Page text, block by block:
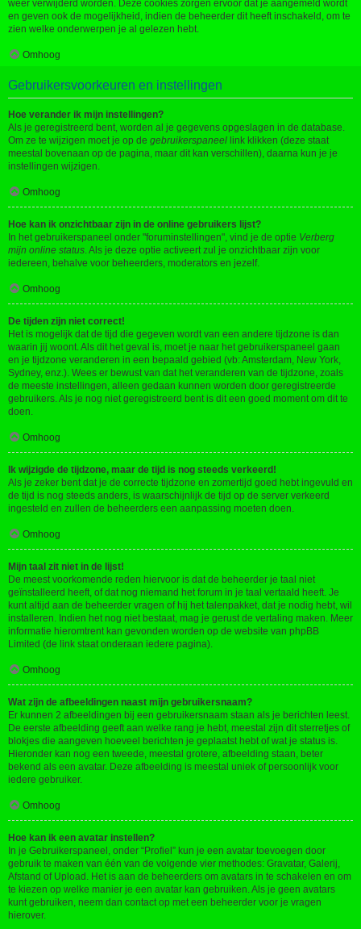
weer verwijderd worden. Deze cookies zorgen ervoor dat je aangemeld wordt
en geven ook de mogelijkheid, indien de beheerder dit heeft inschakeld, om te
zien welke onderwerpen je al gelezen hebt.
Omhoog
Gebruikersvoorkeuren en instellingen
Hoe verander ik mijn instellingen?
Als je geregistreerd bent, worden al je gegevens opgeslagen in de database.
Om ze te wijzigen moet je op de gebruikerspaneel link klikken (deze staat
meestal bovenaan op de pagina, maar dit kan verschillen), daarna kun je je
instellingen wijzigen.
Omhoog
Hoe kan ik onzichtbaar zijn in de online gebruikers lijst?
In het gebruikerspaneel onder "foruminstellingen", vind je de optie Verberg
mijn online status. Als je deze optie activeert zul je onzichtbaar zijn voor
iedereen, behalve voor beheerders, moderators en jezelf.
Omhoog
De tijden zijn niet correct!
Het is mogelijk dat de tijd die gegeven wordt van een andere tijdzone is dan
waarin jij woont. Als dit het geval is, moet je naar het gebruikerspaneel gaan
en je tijdzone veranderen in een bepaald gebied (vb: Amsterdam, New York,
Sydney, enz.). Wees er bewust van dat het veranderen van de tijdzone, zoals
de meeste instellingen, alleen gedaan kunnen worden door geregistreerde
gebruikers. Als je nog niet geregistreerd bent is dit een goed moment om dit te
doen.
Omhoog
Ik wijzigde de tijdzone, maar de tijd is nog steeds verkeerd!
Als je zeker bent dat je de correcte tijdzone en zomertijd goed hebt ingevuld en
de tijd is nog steeds anders, is waarschijnlijk de tijd op de server verkeerd
ingesteld en zullen de beheerders een aanpassing moeten doen.
Omhoog
Mijn taal zit niet in de lijst!
De meest voorkomende reden hiervoor is dat de beheerder je taal niet
geïnstalleerd heeft, of dat nog niemand het forum in je taal vertaald heeft. Je
kunt altijd aan de beheerder vragen of hij het talenpakket, dat je nodig hebt, wil
installeren. Indien het nog niet bestaat, mag je gerust de vertaling maken. Meer
informatie hieromtrent kan gevonden worden op de website van phpBB
Limited (de link staat onderaan iedere pagina).
Omhoog
Wat zijn de afbeeldingen naast mijn gebruikersnaam?
Er kunnen 2 afbeeldingen bij een gebruikersnaam staan als je berichten leest.
De eerste afbeelding geeft aan welke rang je hebt, meestal zijn dit sterretjes of
blokjes die aangeven hoeveel berichten je geplaatst hebt of wat je status is.
Hieronder kan nog een tweede, meestal grotere, afbeelding staan, beter
bekend als een avatar. Deze afbeelding is meestal uniek of persoonlijk voor
iedere gebruiker.
Omhoog
Hoe kan ik een avatar instellen?
In je Gebruikerspaneel, onder “Profiel” kun je een avatar toevoegen door
gebruik te maken van één van de volgende vier methodes: Gravatar, Galerij,
Afstand of Upload. Het is aan de beheerders om avatars in te schakelen en om
te kiezen op welke manier je een avatar kan gebruiken. Als je geen avatars
kunt gebruiken, neem dan contact op met een beheerder voor je vragen
hierover.